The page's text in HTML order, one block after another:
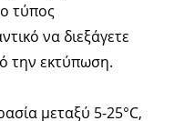
τύπος
να διεξάγετε
την εκτύπωση.
μεταξύ 5-25°C,